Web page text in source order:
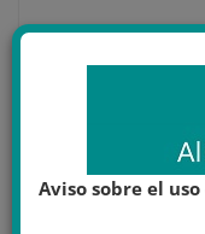
12 agosto 2021
Aviso sobre el